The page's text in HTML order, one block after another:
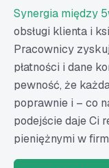
Synergia między
obsługi klienta i
Pracownicy
płatności i dane
pewność, że
poprawnie i – co
podejście daje Ci
pieniężnymi w